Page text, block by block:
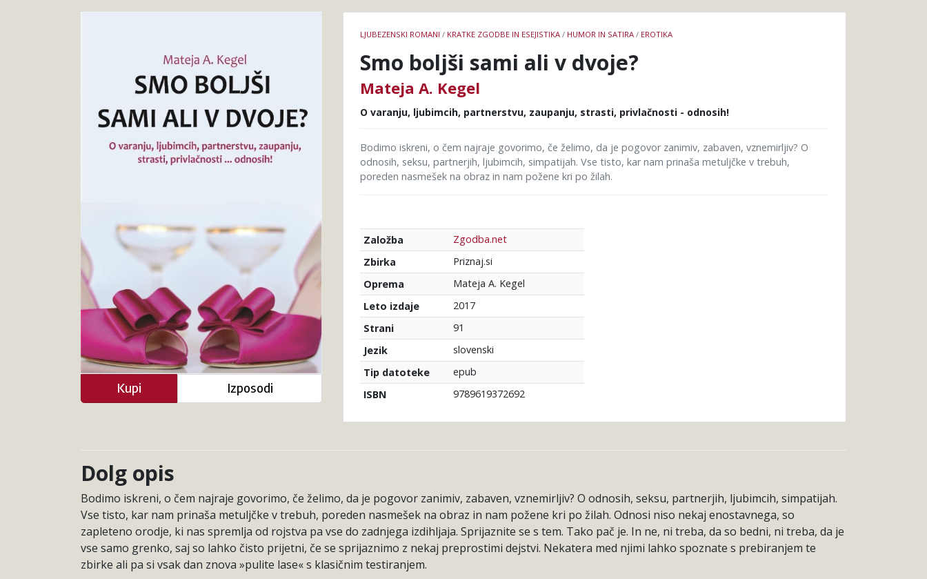
Mateja
knjige
LJUBEZENSKI ROMANI / KRATKE ZGODBE IN ESEJISTIKA / HUMOR IN SATIRA / EROTIKA
Smo boljši sami ali v dvoje?
Mateja A. Kegel
O varanju, ljubimcih, partnerstvu, zaupanju, strasti, privlačnosti - odnosih!
Bodimo iskreni, o čem najraje govorimo, če želimo, da je pogovor zanimiv, zabaven, vznemirljiv? O
odnosih, seksu, partnerjih, ljubimcih, simpatijah. Vse tisto, kar nam prinaša metuljčke v trebuh,
poreden nasmešek na obraz in nam požene kri po žilah.
Založba
Zgodba.net
Zbirka
Priznaj.si
Oprema
Mateja A. Kegel
Leto izdaje
2017
Strani
91
Jezik
slovenski
Tip datoteke
epub
ISBN
9789619372692
knjigo
Kupi Izposodi
Dolg opis
Bodimo iskreni, o čem najraje govorimo, če želimo, da je pogovor zanimiv, zabaven, vznemirljiv? O odnosih, seksu, partnerjih, ljubimcih, simpatijah.
Vse tisto, kar nam prinaša metuljčke v trebuh, poreden nasmešek na obraz in nam požene kri po žilah. Odnosi niso nekaj enostavnega, so
zapleteno orodje, ki nas spremlja od rojstva pa vse do zadnjega izdihljaja. Sprijaznite se s tem. Tako pač je. In ne, ni treba, da so bedni, ni treba, da je
vse samo grenko, saj so lahko čisto prijetni, če se sprijaznimo z nekaj preprostimi dejstvi. Nekatera med njimi lahko spoznate s prebiranjem te
zbirke ali pa si vsak dan znova »pulite lase« s klasičnim testiranjem.